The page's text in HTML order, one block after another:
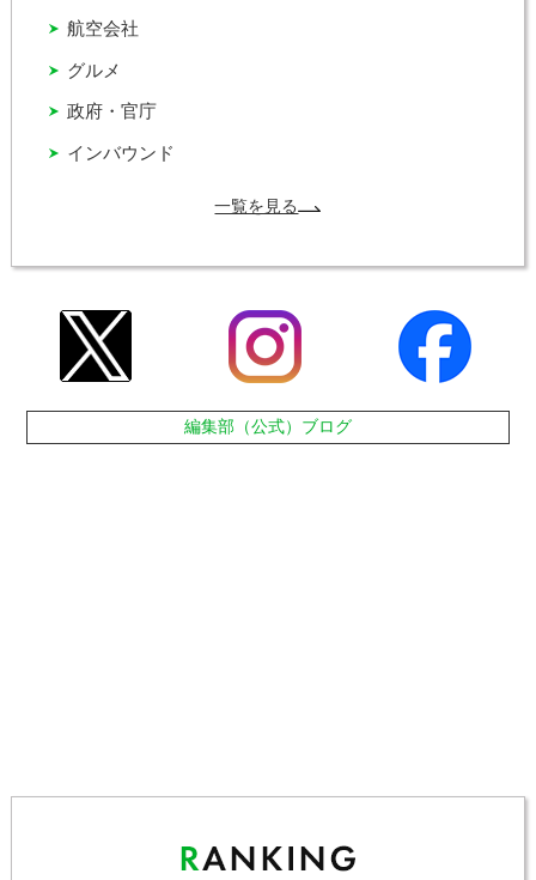
インバウンド
グルメ
政府・官庁
航空会社
一覧を見る
編集部（公式）ブログ